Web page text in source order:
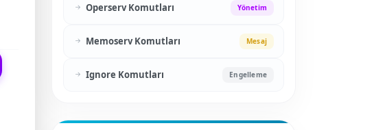
Operserv Komutları Yönetim
Memoserv Komutları Mesaj
Ignore Komutları Engelleme